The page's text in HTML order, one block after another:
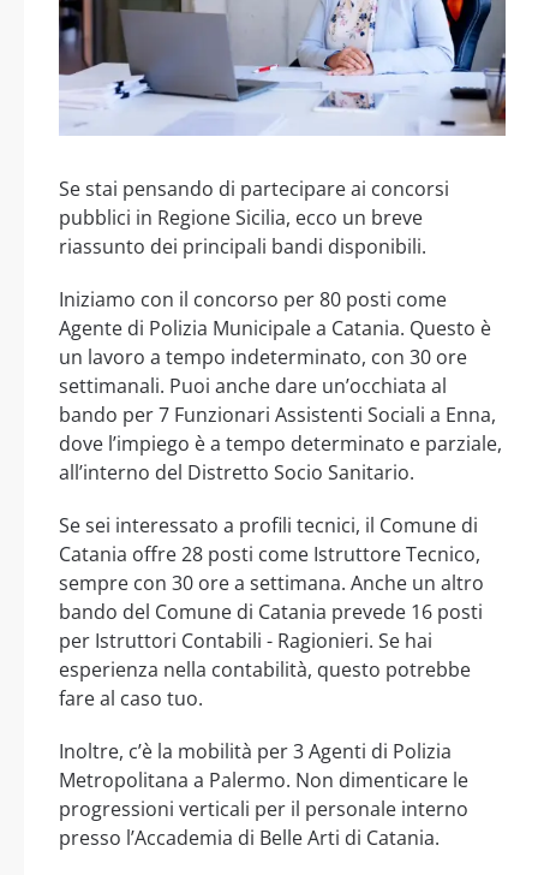
Se stai pensando di partecipare ai concorsi
pubblici in Regione Sicilia, ecco un breve
riassunto dei principali bandi disponibili.
Iniziamo con il concorso per 80 posti come
Agente di Polizia Municipale a Catania. Questo è
un lavoro a tempo indeterminato, con 30 ore
settimanali. Puoi anche dare un’occhiata al
bando per 7 Funzionari Assistenti Sociali a Enna,
dove l’impiego è a tempo determinato e parziale,
all’interno del Distretto Socio Sanitario.
Se sei interessato a profili tecnici, il Comune di
Catania offre 28 posti come Istruttore Tecnico,
sempre con 30 ore a settimana. Anche un altro
bando del Comune di Catania prevede 16 posti
per Istruttori Contabili - Ragionieri. Se hai
esperienza nella contabilità, questo potrebbe
fare al caso tuo.
Inoltre, c’è la mobilità per 3 Agenti di Polizia
Metropolitana a Palermo. Non dimenticare le
progressioni verticali per il personale interno
presso l’Accademia di Belle Arti di Catania.